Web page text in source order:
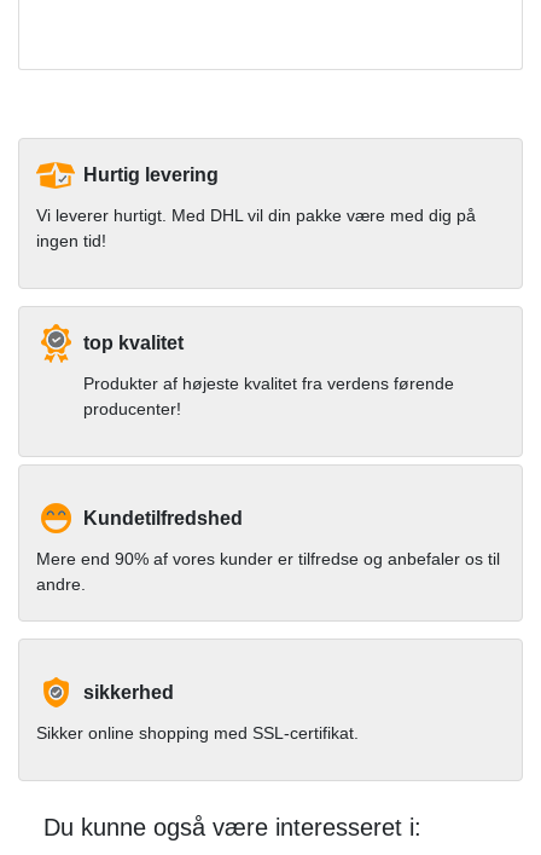
Hurtig levering
Vi leverer hurtigt. Med DHL vil din pakke være med dig på
ingen tid!
top kvalitet
Produkter af højeste kvalitet fra verdens førende
producenter!
Kundetilfredshed
Mere end 90% af vores kunder er tilfredse og anbefaler os til
andre.
sikkerhed
Sikker online shopping med SSL-certifikat.
Du kunne også være interesseret i: